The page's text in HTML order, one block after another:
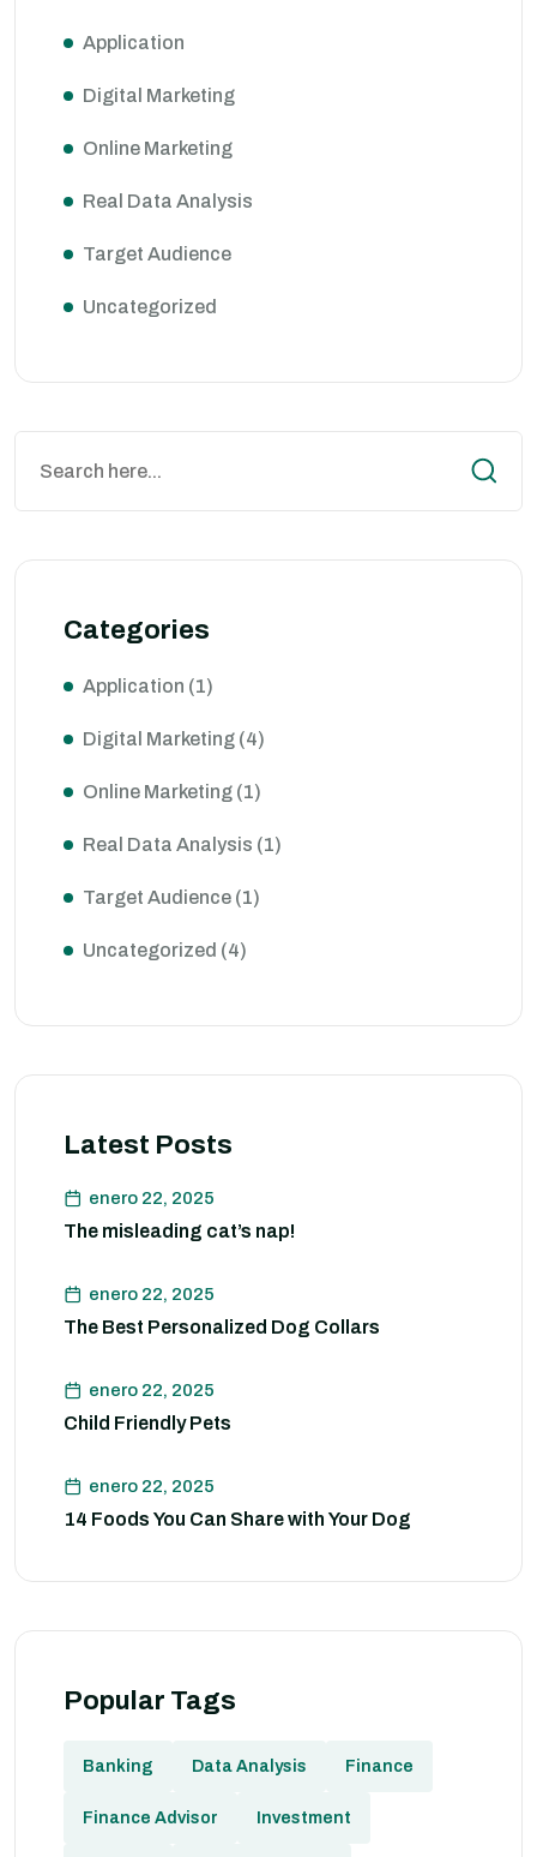
Application
Digital Marketing
Online Marketing
Real Data Analysis
Target Audience
Uncategorized
Categories
Application (1)
Digital Marketing (4)
Online Marketing (1)
Real Data Analysis (1)
Target Audience (1)
Uncategorized (4)
Latest Posts
enero 22, 2025
The misleading cat’s nap!
enero 22, 2025
The Best Personalized Dog Collars
enero 22, 2025
Child Friendly Pets
enero 22, 2025
14 Foods You Can Share with Your Dog
Popular Tags
Banking Data Analysis Finance
Finance Advisor Investment